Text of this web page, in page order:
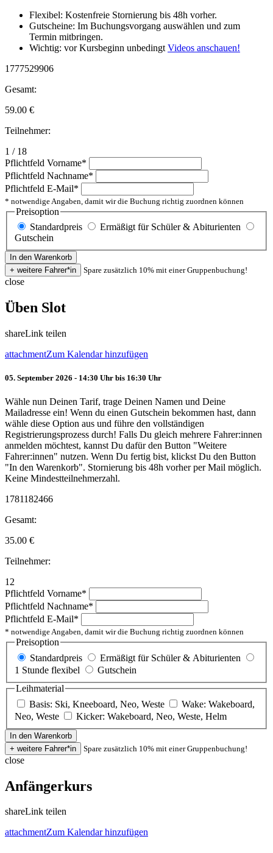
Flexibel: Kostenfreie Stornierung bis 48h vorher.
Gutscheine: Im Buchungsvorgang auswählen und zum
Termin mitbringen.
Wichtig: vor Kursbeginn unbedingt Videos anschauen!
1777529906
Gesamt:
59.00 €
Teilnehmer:
1 / 18
Pflichtfeld Vorname*
Pflichtfeld Nachname*
Pflichtfeld E-Mail*
* notwendige Angaben, damit wir die Buchung richtig zuordnen können
Preisoption
Standardpreis
Ermäßigt für Schüler & Abiturienten
Gutschein
Spare zusätzlich 10% mit einer Gruppenbuchung!
close
Üben Slot
shareLink teilen
attachmentZum Kalendar hinzufügen
05. September 2026 - 14:30 Uhr bis 16:30 Uhr
Wähle nun Deinen Tarif, trage Deinen Namen und Deine
Mailadresse ein! Wenn du einen Gutschein bekommen hast, dann
wähle diese Option aus und führe den vollständigen
Registrierungsprozess durch! Falls Du gleich mehrere Fahrer:innen
anmelden möchtest, kannst Du dafür den Button "Weitere
Fahrer:innen" nutzen. Wenn Du fertig bist, klickst Du den Button
"In den Warenkorb". Stornierung bis 48h vorher per Mail möglich.
Keine Mindestteilnehmerzahl.
1781182466
Gesamt:
35.00 €
Teilnehmer:
12
Pflichtfeld Vorname*
Pflichtfeld Nachname*
Pflichtfeld E-Mail*
* notwendige Angaben, damit wir die Buchung richtig zuordnen können
Preisoption
Standardpreis
Ermäßigt für Schüler & Abiturienten
1 Stunde flexibel
Gutschein
Leihmaterial
Basis: Ski, Kneeboard, Neo, Weste
Wake: Wakeboard,
Neo, Weste
Kicker: Wakeboard, Neo, Weste, Helm
Spare zusätzlich 10% mit einer Gruppenbuchung!
close
Anfängerkurs
shareLink teilen
attachmentZum Kalendar hinzufügen